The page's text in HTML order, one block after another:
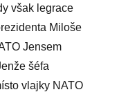
však legrace
Miloše
Jensem
šéfa
vlajky NATO